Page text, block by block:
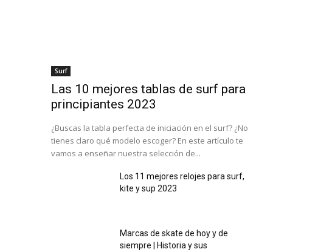
Surf
Las 10 mejores tablas de surf para
principiantes 2023
¿Buscas la tabla perfecta de iniciación en el surf? ¿No
tienes claro qué modelo escoger? En este artículo te
vamos a enseñar nuestra selección de...
Los 11 mejores relojes para surf,
kite y sup 2023
Marcas de skate de hoy y de
siempre | Historia y sus